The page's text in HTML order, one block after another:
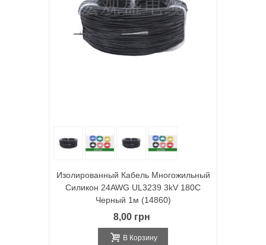
Изолированный Кабель Многожильный
Силикон 24AWG UL3239 3kV 180C
Черный 1м (14860)
8,00 грн
В Корзину